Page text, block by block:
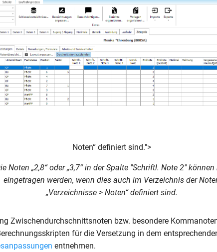
Noten“ definiert sind.">
Noten „2,8“ oder „3,7“ in der Spalte "Schriftl. Note 2" können
eingetragen werden, wenn dies auch im Verzeichnis der
„Verzeichnisse > Noten“ definiert sind.
Zwischendurchschnittsnoten bzw. besondere
für die Versetzung in dem
entnehmen.